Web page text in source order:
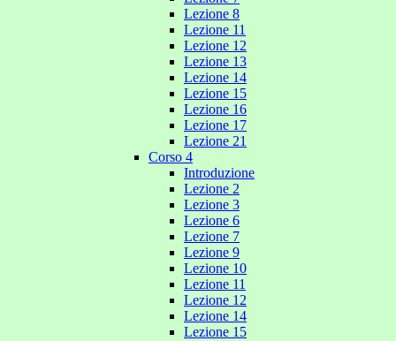
Lezione 8
Lezione 11
Lezione 12
Lezione 13
Lezione 14
Lezione 15
Lezione 16
Lezione 17
Lezione 21
Corso 4
Introduzione
Lezione 2
Lezione 3
Lezione 6
Lezione 7
Lezione 9
Lezione 10
Lezione 11
Lezione 12
Lezione 14
Lezione 15